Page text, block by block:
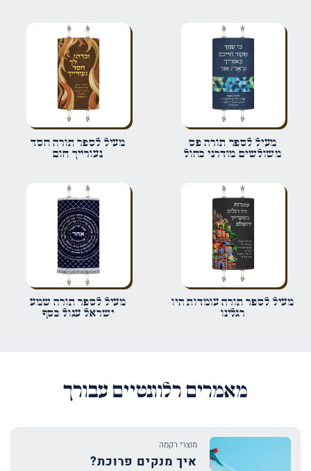
הביקורת שלך*
שם*
שמור בדפדפן זה את השם, האימייל והאתר שלי לפעם הבאה שאגיב.
מעיל לספר תורה פס
משולשים מודרני כחול
מעיל לספר תורה חסד
נעורייך חום
מעיל לספר תורה עומדות היו
רגלינו
מעיל לספר תורה שמע
ישראל עגול כסף
מאמרים רלוונטיים עבורך
מוצרי רקמה
איך מנקים פרוכת?